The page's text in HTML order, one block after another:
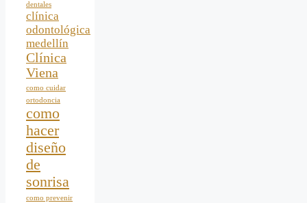
dentales
clínica
odontológica
medellín
Clínica
Viena
como cuidar
ortodoncia
como
hacer
diseño
de
sonrisa
como prevenir